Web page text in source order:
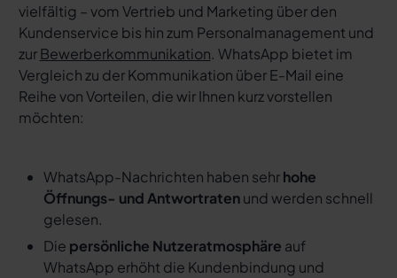
vielfältig – vom Vertrieb und Marketing über den
Kundenservice bis hin zum Personalmanagement und
zurBewerberkommunikation. WhatsApp bietet im
Vergleich zu der Kommunikation über E-Mail eine
Reihe von Vorteilen, die wir Ihnen kurz vorstellen
möchten:
WhatsApp-Nachrichten haben sehrhohe
Öffnungs- und Antwortratenund werden schnell
gelesen.
Die persönliche Nutzeratmosphäre auf
WhatsApp erhöht die Kundenbindung und